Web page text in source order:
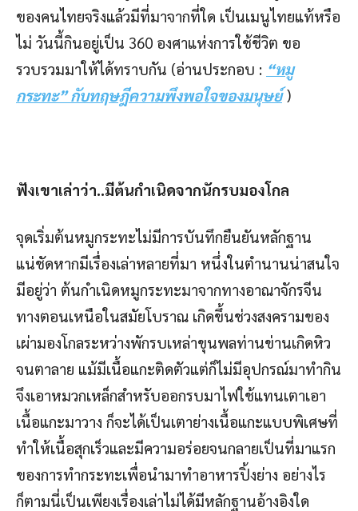
ของคนไทยจริงแล้วมีที่มาจากที่ใด เป็นเมนูไทยแท้หรือ
ไม่ วันนี้กินอยู่เป็น 360 องศาแห่งการใช้ชีวิต ขอ
รวบรวมมาให้ได้ทราบกัน (อ่านประกอบ : “หมู
กระทะ” กับทฤษฎีความพึงพอใจของมนุษย์ )
ฟังเขาเล่าว่า..มีต้นกำเนิดจากนักรบมองโกล
จุดเริ่มต้นหมูกระทะไม่มีการบันทึกยืนยันหลักฐาน
แน่ชัดหากมีเรื่องเล่าหลายที่มา หนึ่งในตำนานน่าสนใจ
มีอยู่ว่า ต้นกำเนิดหมูกระทะมาจากทางอาณาจักรจีน
ทางตอนเหนือในสมัยโบราณ เกิดขึ้นช่วงสงครามของ
เผ่ามองโกลระหว่างพักรบเหล่าขุนพลท่านข่านเกิดหิว
จนตาลาย แม้มีเนื้อแกะติดตัวแต่ก็ไม่มีอุปกรณ์มาทำกิน
จึงเอาหมวกเหล็กสำหรับออกรบมาไฟใช้แทนเตาเอา
เนื้อแกะมาวาง ก็จะได้เป็นเตาย่างเนื้อแกะแบบพิเศษที่
ทำให้เนื้อสุกเร็วและมีความอร่อยจนกลายเป็นที่มาแรก
ของการทำกระทะเพื่อนำมาทำอาหารปิ้งย่าง อย่างไร
ก็ตามนี่เป็นเพียงเรื่องเล่าไม่ได้มีหลักฐานอ้างอิงใด